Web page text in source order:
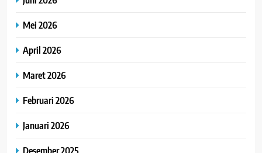
Mei 2026
April 2026
Maret 2026
Februari 2026
Januari 2026
Desember 2025